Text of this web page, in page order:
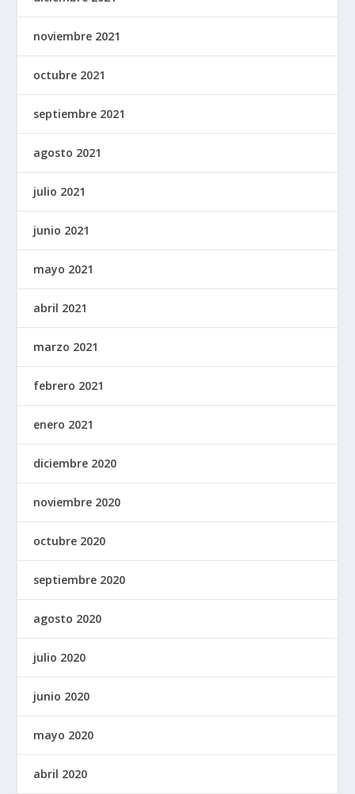
noviembre 2021
octubre 2021
septiembre 2021
agosto 2021
julio 2021
junio 2021
mayo 2021
abril 2021
marzo 2021
febrero 2021
enero 2021
diciembre 2020
noviembre 2020
octubre 2020
septiembre 2020
agosto 2020
julio 2020
junio 2020
mayo 2020
abril 2020